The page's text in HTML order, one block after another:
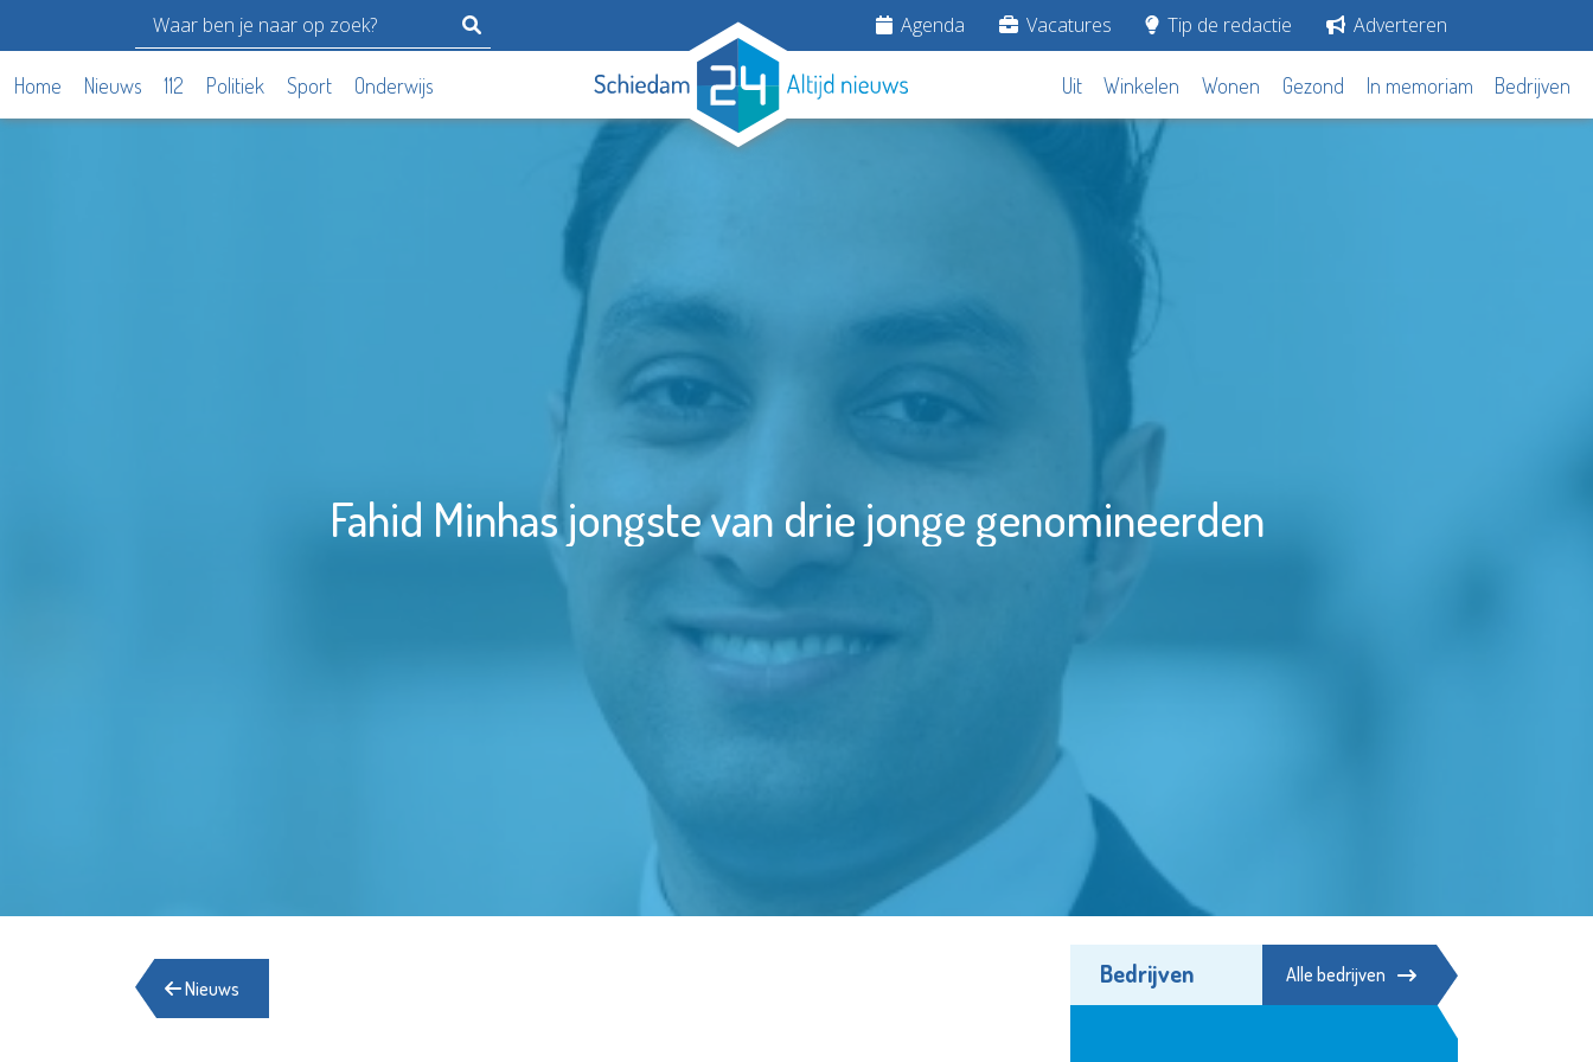
Agenda Vacatures Tip de redactie Adverteren
Home Nieuws 112 Politiek Sport Onderwijs Uit Winkelen Wonen Gezond In memoriam Bedrijven
Fahid Minhas jongste van drie jonge genomineerden
Nieuws Bedrijven Alle bedrijven